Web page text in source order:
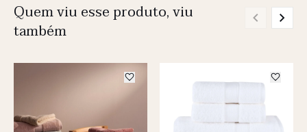
Quem viu esse produto, viu
também